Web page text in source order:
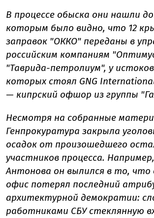
В процессе обыска они нашли
которым было видно, что 12
заправок "ОККО" переданы в
российским компаниям
"Таврида-петролиум", у
которых стоял GNG
— кипрский офшор из группы
Несмотря на собранные
Генпрокуратура закрыла
осадок от произошедшего
участников процесса.
Антонова он вылился в то, что
офис потерял последний
архитектурной демократии:
работниками СБУ стеклянную